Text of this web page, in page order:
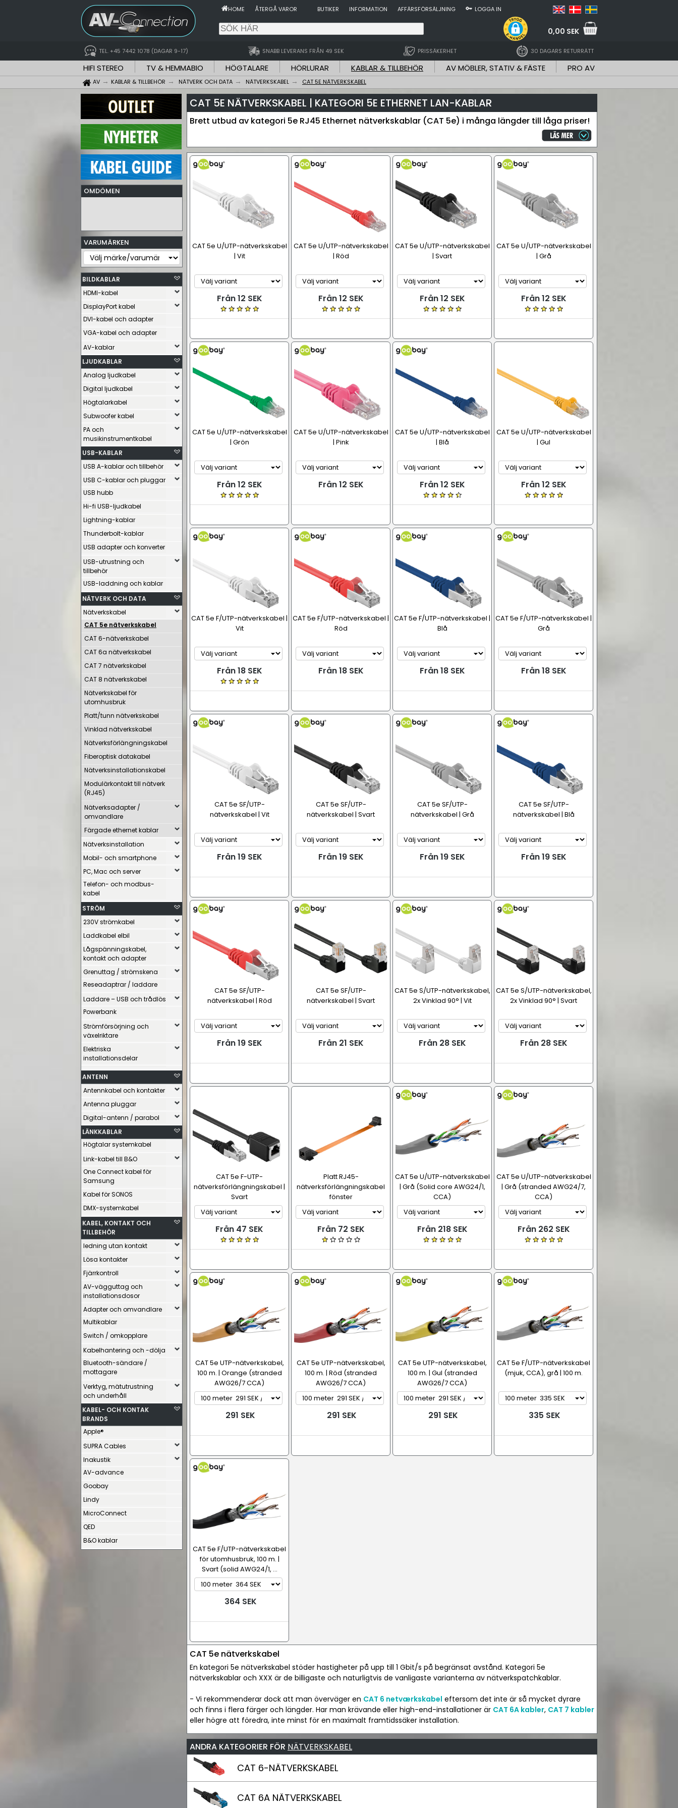
HOME ÅTERGÅ VAROR BUTIKER INFORMATION AFFÄRSFÖRSÄLJNING LOGGA IN
0,00 SEK
TEL. +45 7442 1078 (DAGAR 9-17) SNABB LEVERANS FRÅN 49 SEK PRISSÄKERHET 30 DAGARS RETURRÄTT
HIFI STEREO TV & HEMMABIO HÖGTALARE HÖRLURAR KABLAR & TILLBEHÖR AV MÖBLER, STATIV & FÄSTE PRO AV
AV KABLAR & TILLBEHÖR NÄTVERK OCH DATA NÄTVERKSKABEL CAT 5E NÄTVERKSKABEL
OMDÖMEN
VARUMÄRKEN
BILDKABLAR
HDMI-kabel
DisplayPort kabel
DVI-kabel och adapter
VGA-kabel och adapter
AV-kablar
LJUDKABLAR
Analog ljudkabel
Digital ljudkabel
Högtalarkabel
Subwoofer kabel
PA och
musikinstrumentkabel
USB-KABLAR
USB A-kablar och tillbehör
USB C-kablar och pluggar
USB hubb
Hi-fi USB-ljudkabel
Lightning-kablar
Thunderbolt-kablar
USB adapter och konverter
USB-utrustning och
tillbehör
USB-laddning och kablar
NÄTVERK OCH DATA
Nätverkskabel
CAT 5e nätverkskabel
CAT 6-nätverkskabel
CAT 6a nätverkskabel
CAT 7 nätverkskabel
CAT 8 nätverkskabel
Nätverkskabel för
utomhusbruk
Platt/tunn nätverkskabel
Vinklad nätverkskabel
Nätverksförlängningskabel
Fiberoptisk datakabel
Nätverksinstallationskabel
Modulärkontakt till nätverk
(RJ45)
Nätverksadapter /
omvandlare
Färgade ethernet kablar
Nätverksinstallation
Mobil- och smartphone
PC, Mac och server
Telefon- och modbus-
kabel
STRÖM
230V strömkabel
Laddkabel elbil
Lågspänningskabel,
kontakt och adapter
Grenuttag / strömskena
Reseadaptrar / laddare
Laddare – USB och trådlös
Powerbank
Strömförsörjning och
växelriktare
Elektriska
installationsdelar
ANTENN
Antennkabel och kontakter
Antenna pluggar
Digital-antenn / parabol
LÄNKKABLAR
Högtalar systemkabel
Link-kabel till B&O
One Connect kabel för
Samsung
Kabel för SONOS
DMX-systemkabel
KABEL, KONTAKT OCH
TILLBEHÖR
ledning utan kontakt
Lösa kontakter
Fjärrkontroll
AV-vägguttag och
installationsdosor
Adapter och omvandlare
Multikablar
Switch / omkopplare
Kabelhantering och -dölja
Bluetooth-sändare /
mottagare
Verktyg, mätutrustning
och underhåll
KABEL- OCH KONTAK
BRANDS
Apple®
SUPRA Cables
Inakustik
AV-advance
Goobay
Lindy
MicroConnect
QED
B&O kablar
CAT 5E NÄTVERKSKABEL | KATEGORI 5E ETHERNET LAN-KABLAR
Brett utbud av kategori 5e RJ45 Ethernet nätverkskablar (CAT 5e) i många längder till låga priser!
CAT 5e U/UTP-nätverkskabel
| Vit
Från 12 SEK
CAT 5e U/UTP-nätverkskabel
| Röd
Från 12 SEK
CAT 5e U/UTP-nätverkskabel
| Svart
Från 12 SEK
CAT 5e U/UTP-nätverkskabel
| Grå
Från 12 SEK
CAT 5e U/UTP-nätverkskabel
| Grön
Från 12 SEK
CAT 5e U/UTP-nätverkskabel
| Pink
Från 12 SEK
CAT 5e U/UTP-nätverkskabel
| Blå
Från 12 SEK
CAT 5e U/UTP-nätverkskabel
| Gul
Från 12 SEK
CAT 5e F/UTP-nätverkskabel |
Vit
Från 18 SEK
CAT 5e F/UTP-nätverkskabel |
Röd
Från 18 SEK
CAT 5e F/UTP-nätverkskabel |
Blå
Från 18 SEK
CAT 5e F/UTP-nätverkskabel |
Grå
Från 18 SEK
CAT 5e SF/UTP-
nätverkskabel | Vit
Från 19 SEK
CAT 5e SF/UTP-
nätverkskabel | Svart
Från 19 SEK
CAT 5e SF/UTP-
nätverkskabel | Grå
Från 19 SEK
CAT 5e SF/UTP-
nätverkskabel | Blå
Från 19 SEK
CAT 5e SF/UTP-
nätverkskabel | Röd
Från 19 SEK
CAT 5e SF/UTP-
nätverkskabel | Svart
Från 21 SEK
CAT 5e S/UTP-nätverkskabel,
2x Vinklad 90° | Vit
Från 28 SEK
CAT 5e S/UTP-nätverkskabel,
2x Vinklad 90° | Svart
Från 28 SEK
CAT 5e F-UTP-
nätverksförlängningskabel |
Svart
Från 47 SEK
Platt RJ45-
nätverksförlängningskabel
fönster
Från 72 SEK
CAT 5e U/UTP-nätverkskabel
| Grå (Solid core AWG24/1,
CCA)
Från 218 SEK
CAT 5e U/UTP-nätverkskabel
| Grå (stranded AWG24/7,
CCA)
Från 262 SEK
CAT 5e UTP-nätverkskabel,
100 m. | Orange (stranded
AWG26/7 CCA)
291 SEK
CAT 5e UTP-nätverkskabel,
100 m. | Röd (stranded
AWG26/7 CCA)
291 SEK
CAT 5e UTP-nätverkskabel,
100 m. | Gul (stranded
AWG26/7 CCA)
291 SEK
CAT 5e F/UTP-nätverkskabel
(mjuk, CCA), grå | 100 m.
335 SEK
CAT 5e F/UTP-nätverkskabel
för utomhusbruk, 100 m. |
Svart (solid AWG24/1, ...
364 SEK
CAT 5e nätverkskabel
En kategori 5e nätverkskabel stöder hastigheter på upp till 1 Gbit/s på begränsat avstånd. Kategori 5e
nätverkskablar och XXX är de billigaste och naturligtvis de vanligaste varianterna av nätverkspatchkablar.
- Vi rekommenderar dock att man överväger en CAT 6 netværkskabel eftersom det inte är så mycket dyrare
och finns i flera färger och längder. Har man krävande eller high-end-installationer är CAT 6A kabler, CAT 7 kabler
eller högre att föredra, inte minst för en maximalt framtidssäker installation.
ANDRA KATEGORIER FÖR NÄTVERKSKABEL
CAT 6-NÄTVERKSKABEL
CAT 6A NÄTVERKSKABEL